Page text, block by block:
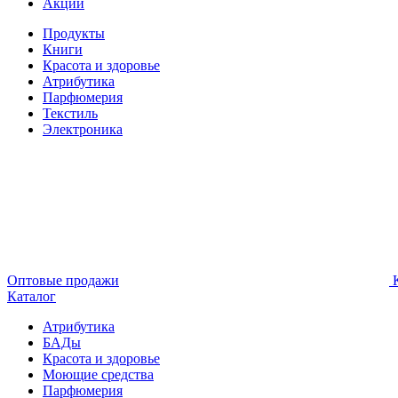
Акции
Продукты
Книги
Красота и здоровье
Атрибутика
Парфюмерия
Текстиль
Электроника
Оптовые продажи
Каталог
Атрибутика
БАДы
Красота и здоровье
Моющие средства
Парфюмерия